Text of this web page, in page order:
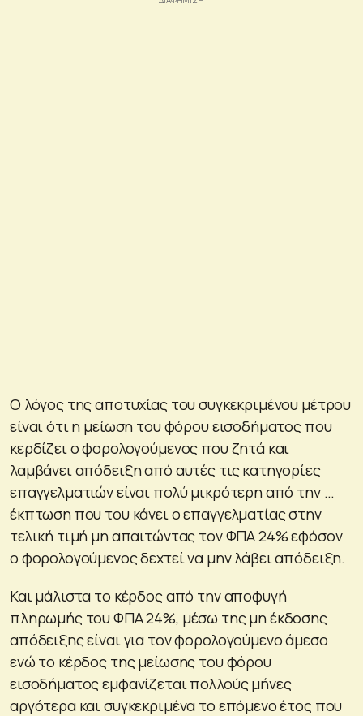
Ο λόγος της αποτυχίας του συγκεκριμένου μέτρου
είναι ότι η μείωση του φόρου εισοδήματος που
κερδίζει ο φορολογούμενος που ζητά και
λαμβάνει απόδειξη από αυτές τις κατηγορίες
επαγγελματιών είναι πολύ μικρότερη από την …
έκπτωση που του κάνει ο επαγγελματίας στην
τελική τιμή μη απαιτώντας τον ΦΠΑ 24% εφόσον
ο φορολογούμενος δεχτεί να μην λάβει απόδειξη.
Και μάλιστα το κέρδος από την αποφυγή
πληρωμής του ΦΠΑ 24%, μέσω της μη έκδοσης
απόδειξης είναι για τον φορολογούμενο άμεσο
ενώ το κέρδος της μείωσης του φόρου
εισοδήματος εμφανίζεται πολλούς μήνες
αργότερα και συγκεκριμένα το επόμενο έτος που